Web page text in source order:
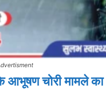
चोरी मामले का